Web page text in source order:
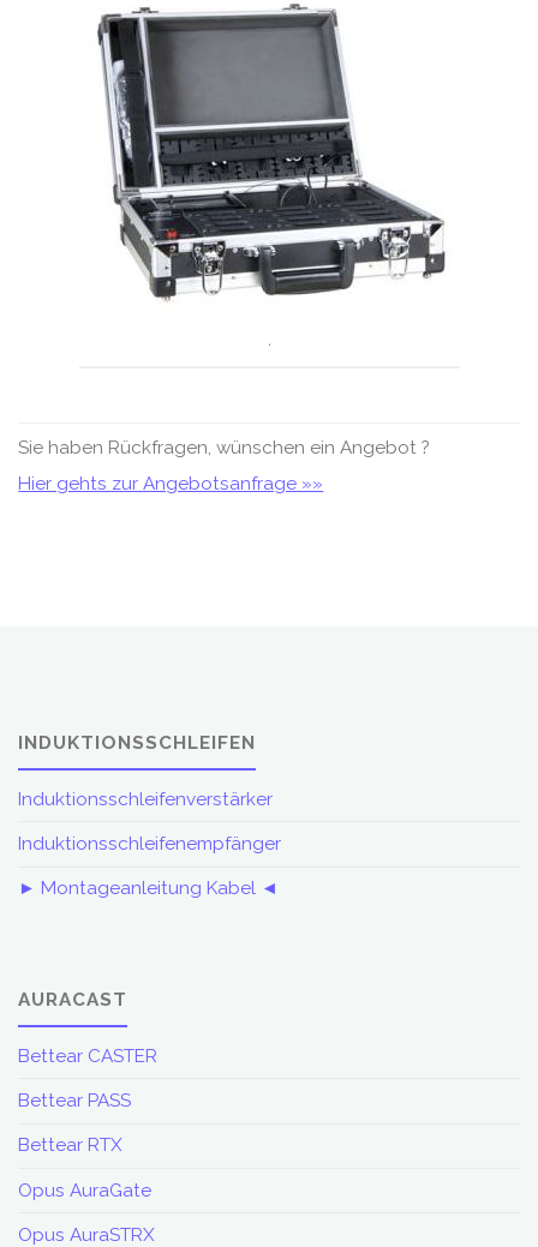
.
Sie haben Rückfragen, wünschen ein Angebot ?
Hier gehts zur Angebotsanfrage »»
INDUKTIONSSCHLEIFEN
Induktionsschleifenverstärker
Induktionsschleifenempfänger
► Montageanleitung Kabel ◄
AURACAST
Bettear CASTER
Bettear PASS
Bettear RTX
Opus AuraGate
Opus AuraSTRX